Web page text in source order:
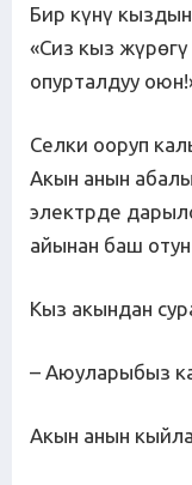
Бир күнү
«Сиз кыз
опурталдуу
Селки ооруп
Акын анын
электрде
айынан баш
Кыз акындан
– Аюуларыбыз
Акын анын